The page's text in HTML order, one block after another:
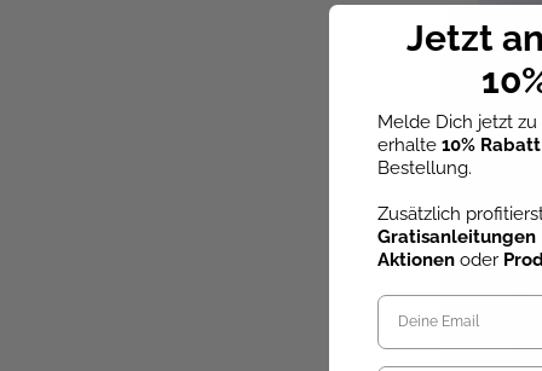
Jetzt
Melde Dich jetzt
erhalte 10% Rabatt
Bestellung.
Zusätzlich
Gratisanleitungen
Aktionen oder